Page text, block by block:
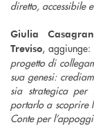
diretto, accessibile
Giulia
Treviso, aggiunge:
progetto di
sua genesi:
sia strategica per
portarlo a scoprire
Conte per